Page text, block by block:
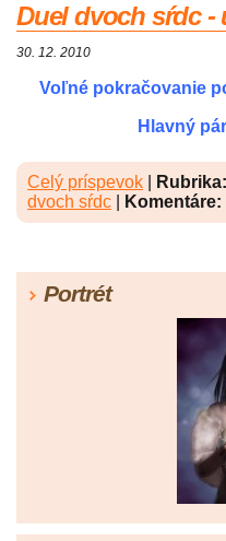
Duel dvoch sŕdc -
30. 12. 2010
Voľné pokračovanie
Hlavný
Celý príspevok Rubrika:
dvoch sŕdc
Komentáre:
Portrét